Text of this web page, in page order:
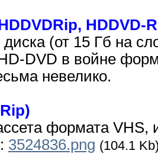
HDDVD-
(от 15 Гб на
DVD в войне
невелико.
формата VHS,
3524836.png (104.1